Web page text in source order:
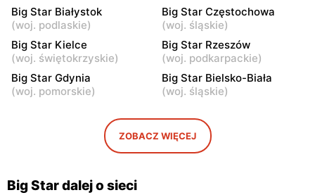
Big Star
Łomża, ul. Zawadzka 38
Big Star
Piotrków Trybunalski, ul.
Juliusza Słowackiego 123
Big Star
Starachowice, ul. Ks.
Big Star
Włocławek, ul. Jana
ul. Adama Mickiewicza 30
Big Star
Big Star Białystok
(woj. podlaskie)
Big Star Częstochowa
(woj. śląskie)
Big Star Kielce
(woj. świętokrzyskie)
Big Star Rzeszów
(woj. podkarpackie)
Big Star Gdynia
(woj. pomorskie)
Big Star Bielsko-Biała
(woj. śląskie)
ZOBACZ WIĘCEJ
Big Star dalej o sieci